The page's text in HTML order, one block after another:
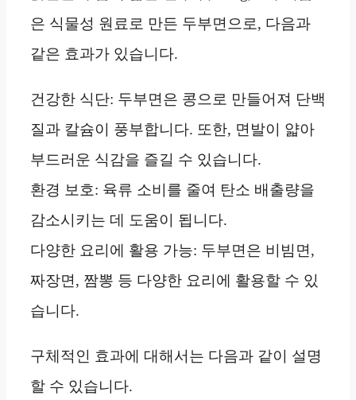
은 식물성 원료로 만든 두부면으로, 다음과
같은 효과가 있습니다.
건강한 식단: 두부면은 콩으로 만들어져 단백
질과 칼슘이 풍부합니다. 또한, 면발이 얇아
부드러운 식감을 즐길 수 있습니다.
환경 보호: 육류 소비를 줄여 탄소 배출량을
감소시키는 데 도움이 됩니다.
다양한 요리에 활용 가능: 두부면은 비빔면,
짜장면, 짬뽕 등 다양한 요리에 활용할 수 있
습니다.
구체적인 효과에 대해서는 다음과 같이 설명
할 수 있습니다.